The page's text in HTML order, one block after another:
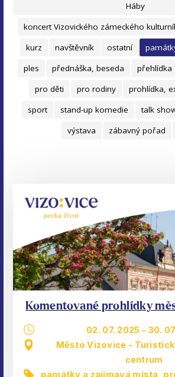
Háby
koncert Vizovického zámeckého
kurz
navštěvník ostatní
ples
přednáška, beseda přehlídka
pro děti
pro rodiny prohlídka,
sport
stand-up komedie talk
výstava
zábavný pořad
Komentované prohlídky
02. 07. 2025 - 30.
Město Vizovice -
centrum
památky a zajímavá místa